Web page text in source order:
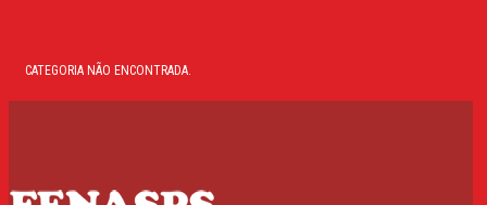
CATEGORIA NÃO ENCONTRADA.